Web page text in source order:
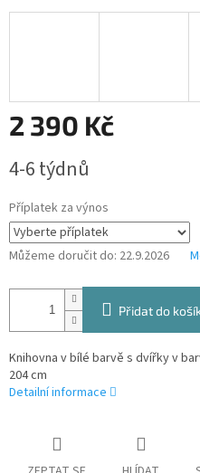
2 390 Kč
cena:
4-6 týdnů
Příplatek za výnos
Můžeme doručit do: 22.9.2026
Přidat do
Knihovna v bílé barvě s dvířky v
204 cm
Detailní informace